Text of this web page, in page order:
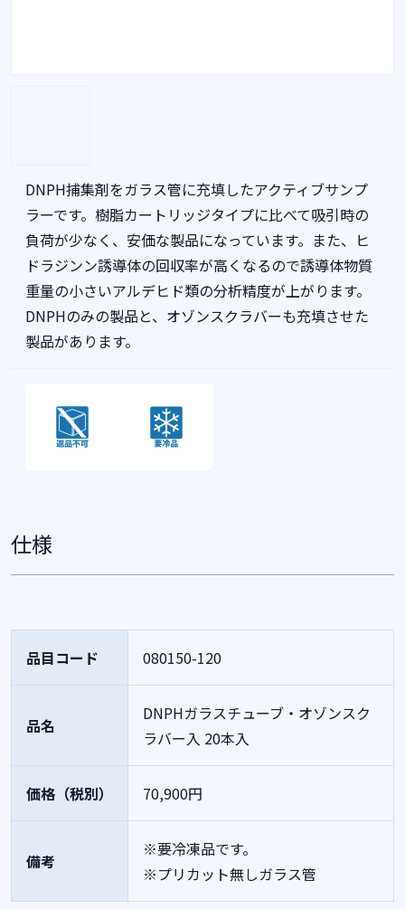
DNPH捕集剤をガラス管に充填したアクティブサンプ
ラーです。樹脂カートリッジタイプに比べて吸引時の
負荷が少なく、安価な製品になっています。また、ヒ
ドラジンン誘導体の回収率が高くなるので誘導体物質
重量の小さいアルデヒド類の分析精度が上がります。
DNPHのみの製品と、オゾンスクラバーも充填させた
製品があります。
仕様
品目コード 080150-120
品名
DNPHガラスチューブ・オゾンスク
ラバー入 20本入
価格（税別） 70,900円
備考
※要冷凍品です。
※プリカット無しガラス管